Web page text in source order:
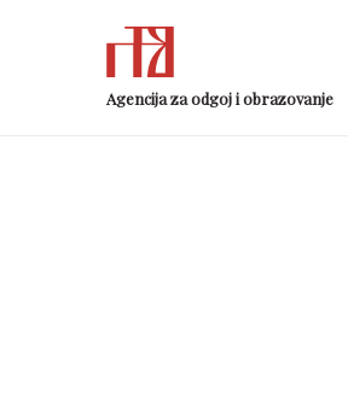
Agencija za odgoj i obrazovanje